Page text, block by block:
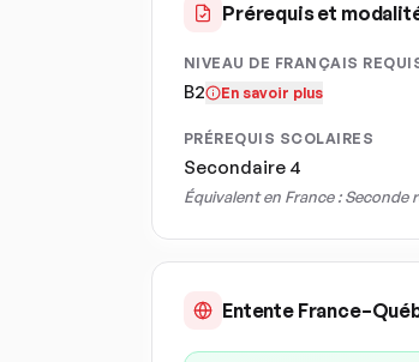
Prérequis et
NIVEAU DE FRANÇAIS
B2 En savoir plus
PRÉREQUIS SCOLAIRES
Secondaire 4
Équivalent en France :Seconde
Entente